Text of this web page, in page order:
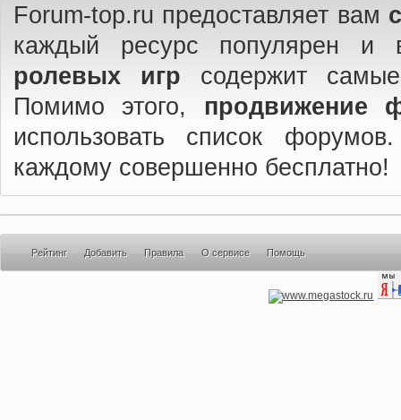
Forum-top.ru предоставляет вам
каждый ресурс популярен
ролевых игр содержит
Помимо этого, продвижение
использовать список
каждому совершенно бесплатно!
Рейтинг Добавить Правила О сервисе Помощь